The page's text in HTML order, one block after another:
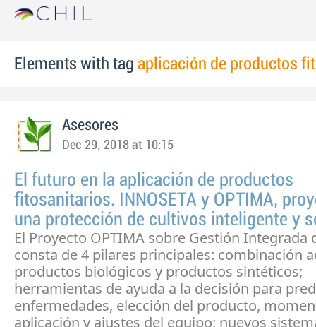
Elements with tag aplicación de productos
Asesores
Dec 29, 2018 at 10:15
El futuro en la aplicación de productos
fitosanitarios. INNOSETA y OPTIMA,
una protección de cultivos inteligente y
El Proyecto OPTIMA sobre Gestión Integrada
consta de 4 pilares principales: combinación
productos biológicos y productos sintéticos;
herramientas de ayuda a la decisión para
enfermedades, elección del producto,
aplicación y ajustes del equipo; nuevos